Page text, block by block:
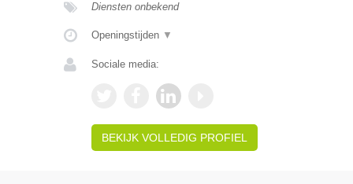
Diensten onbekend
Openingstijden ▼
Sociale media:
BEKIJK VOLLEDIG PROFIEL